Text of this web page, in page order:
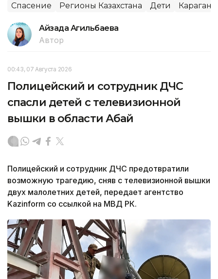
Спасение Регионы Казахстана Дети
Айзада Агильбаева
Автор
00:43, 07 Августа 2026
Полицейский и сотрудник ДЧС
спасли детей с телевизионной
вышки в области Абай
Полицейский и сотрудник ДЧС предотвратили
возможную трагедию, сняв с телевизионной вышки
двух малолетних детей, передает агентство
Kazinform со ссылкой на МВД РК.